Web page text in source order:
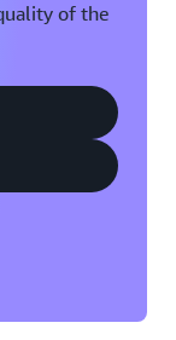
of the